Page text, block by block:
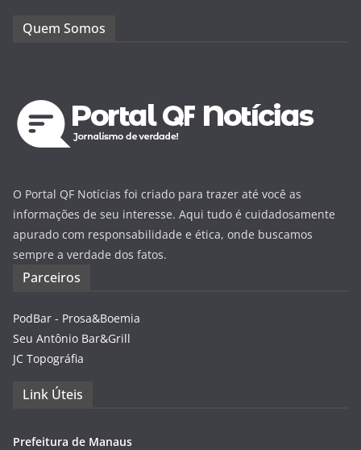
Quem Somos
O Portal QF Notícias foi criado para trazer até você as
informações de seu interesse. Aqui tudo é cuidadosamente
apurado com responsabilidade e ética, onde buscamos
sempre a verdade dos fatos.
Parceiros
PodBar - Prosa&Boemia
Seu Antônio Bar&Grill
JC Topográfia
Link Úteis
Prefeitura de Manaus